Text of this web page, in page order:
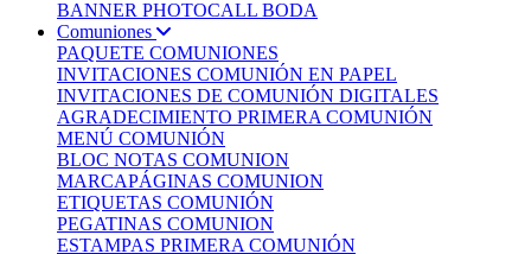
BANNER PHOTOCALL BODA
Comuniones
PAQUETE COMUNIONES
INVITACIONES COMUNIÓN EN PAPEL
INVITACIONES DE COMUNIÓN DIGITALES
AGRADECIMIENTO PRIMERA COMUNIÓN
MENÚ COMUNIÓN
BLOC NOTAS COMUNION
MARCAPÁGINAS COMUNION
ETIQUETAS COMUNIÓN
PEGATINAS COMUNION
ESTAMPAS PRIMERA COMUNIÓN